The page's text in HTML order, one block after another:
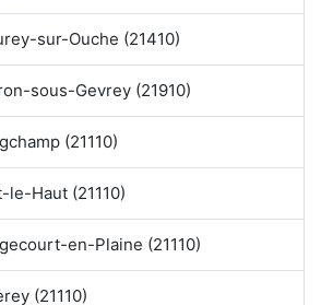
sur-Ouche (21410)
sous-Gevrey (21910)
(21110)
Haut (21110)
en-Plaine (21110)
(21110)